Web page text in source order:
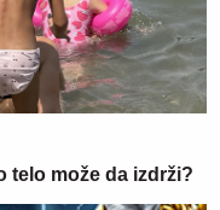
telo može da izdrži?